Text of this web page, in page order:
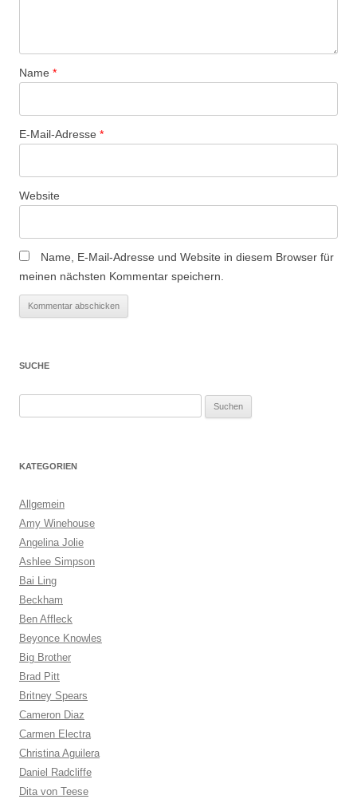
Name *
E-Mail-Adresse *
Website
Name, E-Mail-Adresse und Website in diesem Browser für
meinen nächsten Kommentar speichern.
SUCHE
KATEGORIEN
Allgemein
Amy Winehouse
Angelina Jolie
Ashlee Simpson
Bai Ling
Beckham
Ben Affleck
Beyonce Knowles
Big Brother
Brad Pitt
Britney Spears
Cameron Diaz
Carmen Electra
Christina Aguilera
Daniel Radcliffe
Dita von Teese